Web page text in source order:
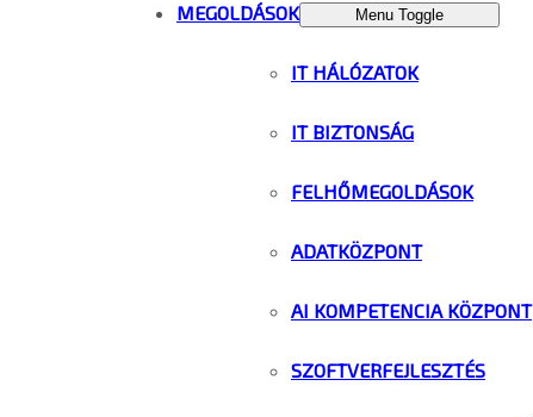
MEGOLDÁSOK Menu Toggle
IT HÁLÓZATOK
IT BIZTONSÁG
FELHŐMEGOLDÁSOK
ADATKÖZPONT
AI KOMPETENCIA KÖZPONT
SZOFTVERFEJLESZTÉS